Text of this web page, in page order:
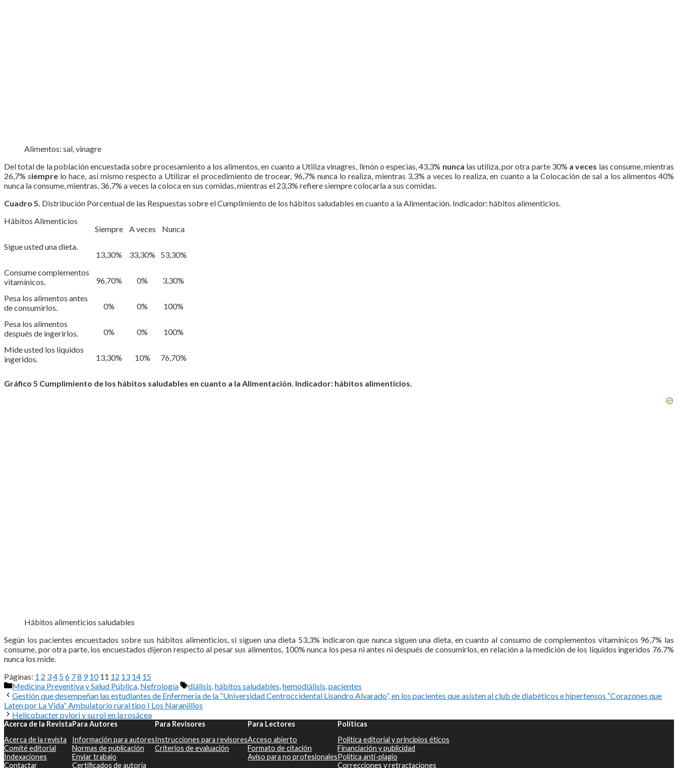
Alimentos: sal, vinagre
Del total de la población encuestada sobre procesamiento a los alimentos, en cuanto a Utiliza vinagres, limón o especias, 43,3% nunca las utiliza, por otra parte 30% a veces las consume, mientras
26,7% siempre lo hace, así mismo respecto a Utilizar el procedimiento de trocear, 96,7% nunca lo realiza, mientras 3,3% a veces lo realiza, en cuanto a la Colocación de sal a los alimentos 40%
nunca la consume, mientras, 36,7% a veces la coloca en sus comidas, mientras el 23,3% refiere siempre colocarla a sus comidas.
Cuadro 5. Distribución Porcentual de las Respuestas sobre el Cumplimiento de los hábitos saludables en cuanto a la Alimentación. Indicador: hábitos alimenticios.
Hábitos Alimenticios
Siempre
A veces
Nunca
Sigue usted una dieta.
13,30%
33,30%
53,30%
Consume complementos
vitamínicos.
96,70% 0%
3,30%
Pesa los alimentos antes
de consumirlos.
0% 0%
100%
Pesa los alimentos
después de ingerirlos.
0% 0%
100%
Mide usted los líquidos
ingeridos.
13,30% 10% 76,70%
Gráfico 5 Cumplimiento de los hábitos saludables en cuanto a la Alimentación. Indicador: hábitos alimenticios.
Hábitos alimenticios saludables
Según los pacientes encuestados sobre sus hábitos alimenticios, si siguen una dieta 53,3% indicaron que nunca siguen una dieta, en cuanto al consumo de complementos vitamínicos 96,7% las
consume, por otra parte, los encuestados dijeron respecto al pesar sus alimentos, 100% nunca los pesa ni antes ni después de consumirlos, en relación a la medición de los líquidos ingeridos 76.7%
nunca los mide.
Páginas: 1 2 34 56 78 9 10 11 12 13 14 15
Categorías
Medicina Preventiva y Salud Pública Nefrología Etiquetas
diálisis hábitos saludables hemodiálisis pacientes
Gestión que desempeñan las estudiantes de Enfermería de la “Universidad Centroccidental Lisandro Alvarado”, en los pacientes que asisten al club de diabéticos e hipertensos “Corazones que
Laten por La Vida” Ambulatorio rural tipo I Los Naranjillos
Helicobacter pylori y su rol en la rosácea
Acerca de la Revista
Acerca de la revista
Comité editorial
Indexaciones
Contactar
Para Autores
Información para autores
Normas de publicación
Enviar trabajo
Certificados de autoría
Para Revisores
Instrucciones para revisores
Criterios de evaluación
Para Lectores
Acceso abierto
Formato de citación
Aviso para no profesionales
Políticas
Política editorial y principios éticos
Financiación y publicidad
Política anti-plagio
Correcciones y retractaciones